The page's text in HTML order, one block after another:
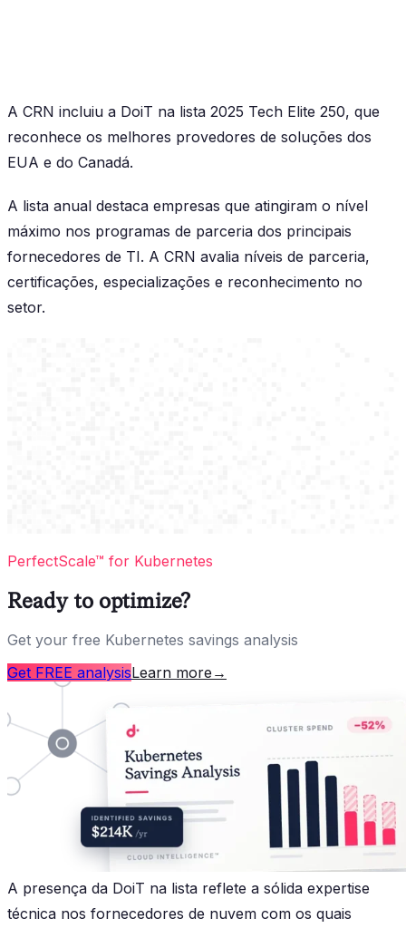
A CRN incluiu a DoiT na lista 2025 Tech Elite 250, que
reconhece os melhores provedores de soluções dos
EUA e do Canadá.
A lista anual destaca empresas que atingiram o nível
máximo nos programas de parceria dos principais
fornecedores de TI. A CRN avalia níveis de parceria,
certificações, especializações e reconhecimento no
setor.
PerfectScale™ for Kubernetes
Ready to optimize?
Get your free Kubernetes savings analysis
Get FREE analysisLearn more →
A presença da DoiT na lista reflete a sólida expertise
técnica nos fornecedores de nuvem com os quais